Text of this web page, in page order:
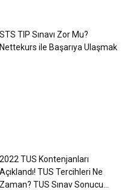
STS TIP Sınavı Zor Mu?
Nettekurs ile Başarıya Ulaşmak
2022 TUS Kontenjanları
Açıklandı! TUS Tercihleri Ne
Zaman? TUS Sınav Sonucu...